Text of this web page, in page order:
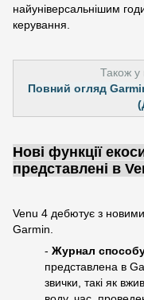
найуніверсальнішим
керування.
Також у
Повний огляд
Нові функції
представлені в
Venu 4 дебютує з
Garmin.
- Журнал
представлена в
звички, такі як